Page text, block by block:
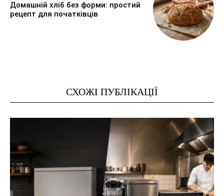
Домашній хліб без форми: простий
рецепт для початківців
СХОЖІ ПУБЛІКАЦІЇ